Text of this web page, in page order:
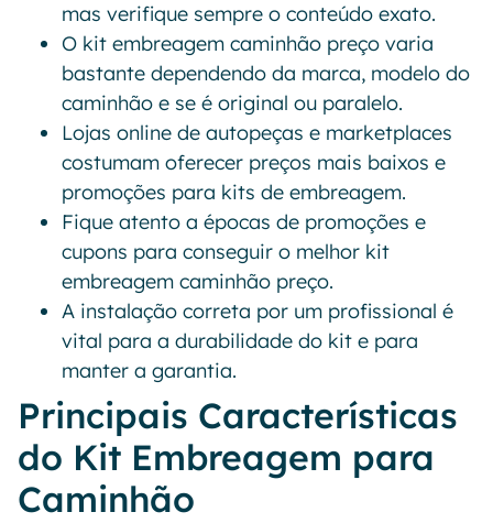
mas verifique sempre o conteúdo exato.
O kit embreagem caminhão preço varia
bastante dependendo da marca, modelo do
caminhão e se é original ou paralelo.
Lojas online de autopeças e marketplaces
costumam oferecer preços mais baixos e
promoções para kits de embreagem.
Fique atento a épocas de promoções e
cupons para conseguir o melhor kit
embreagem caminhão preço.
A instalação correta por um profissional é
vital para a durabilidade do kit e para
manter a garantia.
Principais Características
do Kit Embreagem para
Caminhão